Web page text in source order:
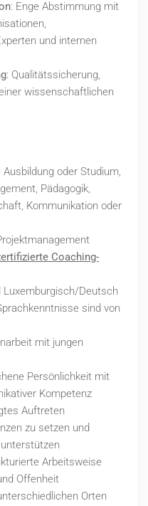
: Enge Abstimmung mit
und internen
: Qualitätssicherung,
wissenschaftlichen
oder Studium,
Pädagogik,
Kommunikation oder
Coaching-
Deutsch
sind von
mit jungen
Persönlichkeit mit
Kompetenz
Auftreten
zu setzen und
Arbeitsweise
Offenheit
Orten